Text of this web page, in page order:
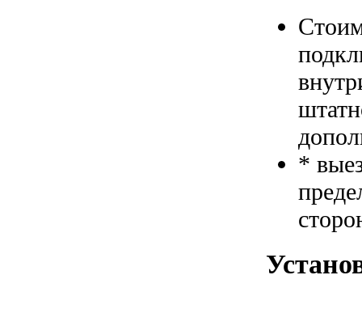
*